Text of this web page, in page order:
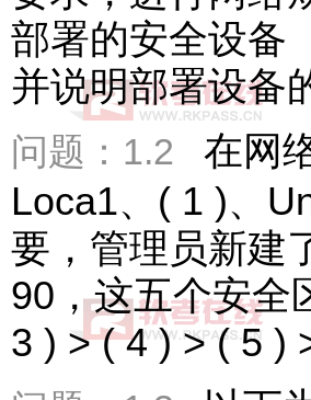
部署的安全设备
并说明部署设备
问题：1.2
在网
Loca1、( 1 )、
要，管理员新建
90，这五个安全
3 ) > ( 4 ) > ( 5 )